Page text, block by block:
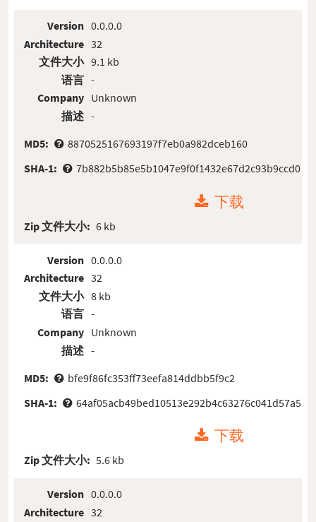
Version
Architecture
文件大小
语言
Company
描述
0.0.0.0
32
9.1 kb
-
Unknown
-
MD5:
8870525167693197f7eb0a982dceb160
SHA-1:
7b882b5b85e5b1047e9f0f1432e67d2c93b9ccd0
下载
Zip 文件大小: 6 kb
Version
Architecture
文件大小
语言
Company
描述
0.0.0.0
32
8 kb
-
Unknown
-
MD5:
bfe9f86fc353ff73eefa814ddbb5f9c2
SHA-1:
64af05acb49bed10513e292b4c63276c041d57a5
下载
Zip 文件大小: 5.6 kb
Version
Architecture
0.0.0.0
32